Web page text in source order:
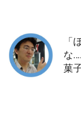
「
な
菓